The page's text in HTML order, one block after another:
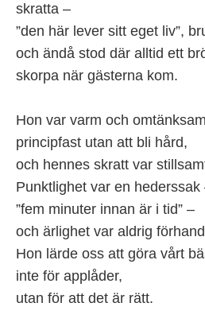
skratta –
”den här lever sitt eget liv”,
och ändå stod där alltid ett
skorpa när gästerna kom.
Hon var varm och
principfast utan att bli hård,
och hennes skratt var
Punktlighet var en hederssak
”fem minuter innan är i tid” –
och ärlighet var aldrig
Hon lärde oss att göra vårt
inte för applåder,
utan för att det är rätt.